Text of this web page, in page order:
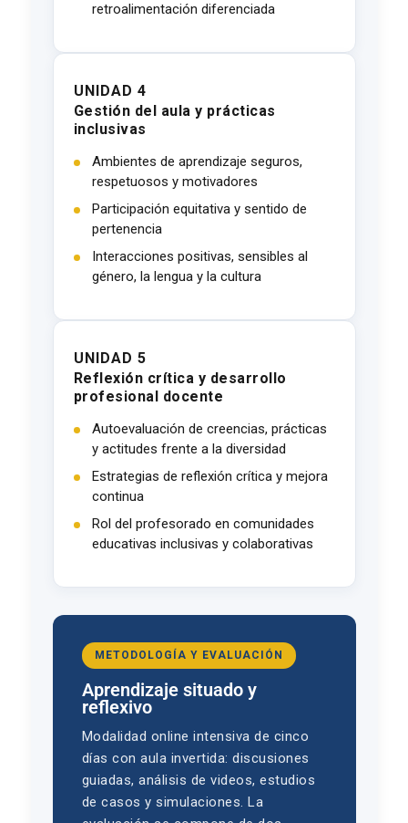
retroalimentación diferenciada
UNIDAD 4
Gestión del aula y prácticas
inclusivas
Ambientes de aprendizaje seguros,
respetuosos y motivadores
Participación equitativa y sentido de
pertenencia
Interacciones positivas, sensibles al
género, la lengua y la cultura
UNIDAD 5
Reflexión crítica y desarrollo
profesional docente
Autoevaluación de creencias, prácticas
y actitudes frente a la diversidad
Estrategias de reflexión crítica y mejora
continua
Rol del profesorado en comunidades
educativas inclusivas y colaborativas
METODOLOGÍA Y EVALUACIÓN
Aprendizaje situado y
reflexivo
Modalidad online intensiva de cinco
días con aula invertida: discusiones
guiadas, análisis de videos, estudios
de casos y simulaciones. La